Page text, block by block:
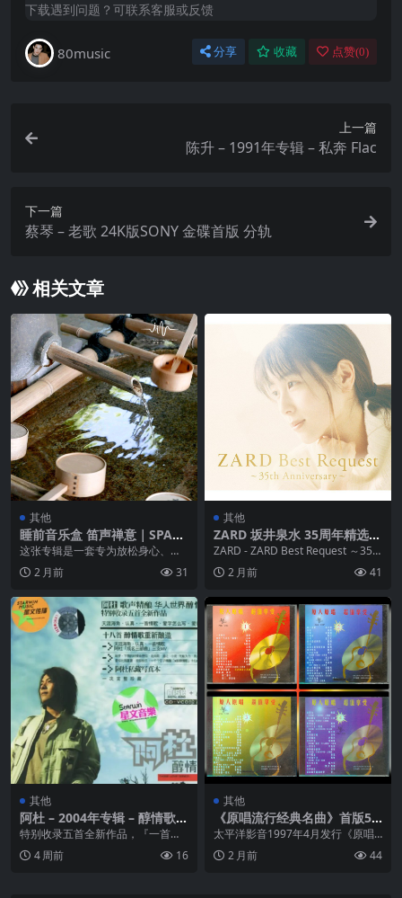
下载遇到问题？可联系客服或反馈
80music 分享 收藏 点赞(0)
上一篇
陈升 – 1991年专辑 – 私奔 Flac
下一篇
蔡琴 – 老歌 24K版SONY 金碟首版 分轨
相关文章
其他
睡前音乐盒 笛声禅意｜SPA深
度放松音乐｜助眠减压｜大自
然养生舒压引导 FLAC 48kHz
24bit qobuz
这张专辑是一套专为放松身心、助
眠和冥想设计的9分钟背景音乐。它
以悠扬的笛声为主，...
2 月前 31
其他
ZARD 坂井泉水 35周年精选集
FLAC Hi-Res +ALAC
ZARD - ZARD Best Request ～35th
Anniversa...
2 月前 41
其他
阿杜 – 2004年专辑 – 醇情歌 F
lac
特别收录五首全新作品，『一首情
歌』、『爱字怎么写』、『天涯海
角』、『认真』、『爱...
4 周前 16
其他
《原唱流行经典名曲》首版5C
D (WAV+CUE)
太平洋影音1997年4月发行《原唱
流行经典名曲》首版5CD 。专辑收
录中国大陆 ...
2 月前 44